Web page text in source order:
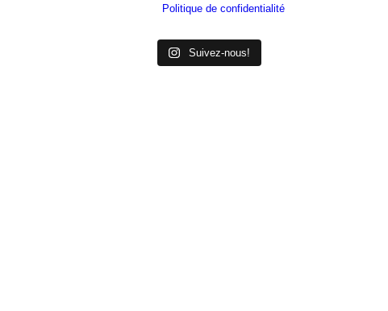
Politique de confidentialité
Suivez-nous!